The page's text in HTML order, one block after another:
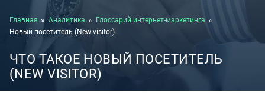
Главная Аналитика
Глоссарий интернет-маркетинга
Новый посетитель (New visitor)
ЧТО ТАКОЕ НОВЫЙ ПОСЕТИТЕЛЬ
(NEW VISITOR)